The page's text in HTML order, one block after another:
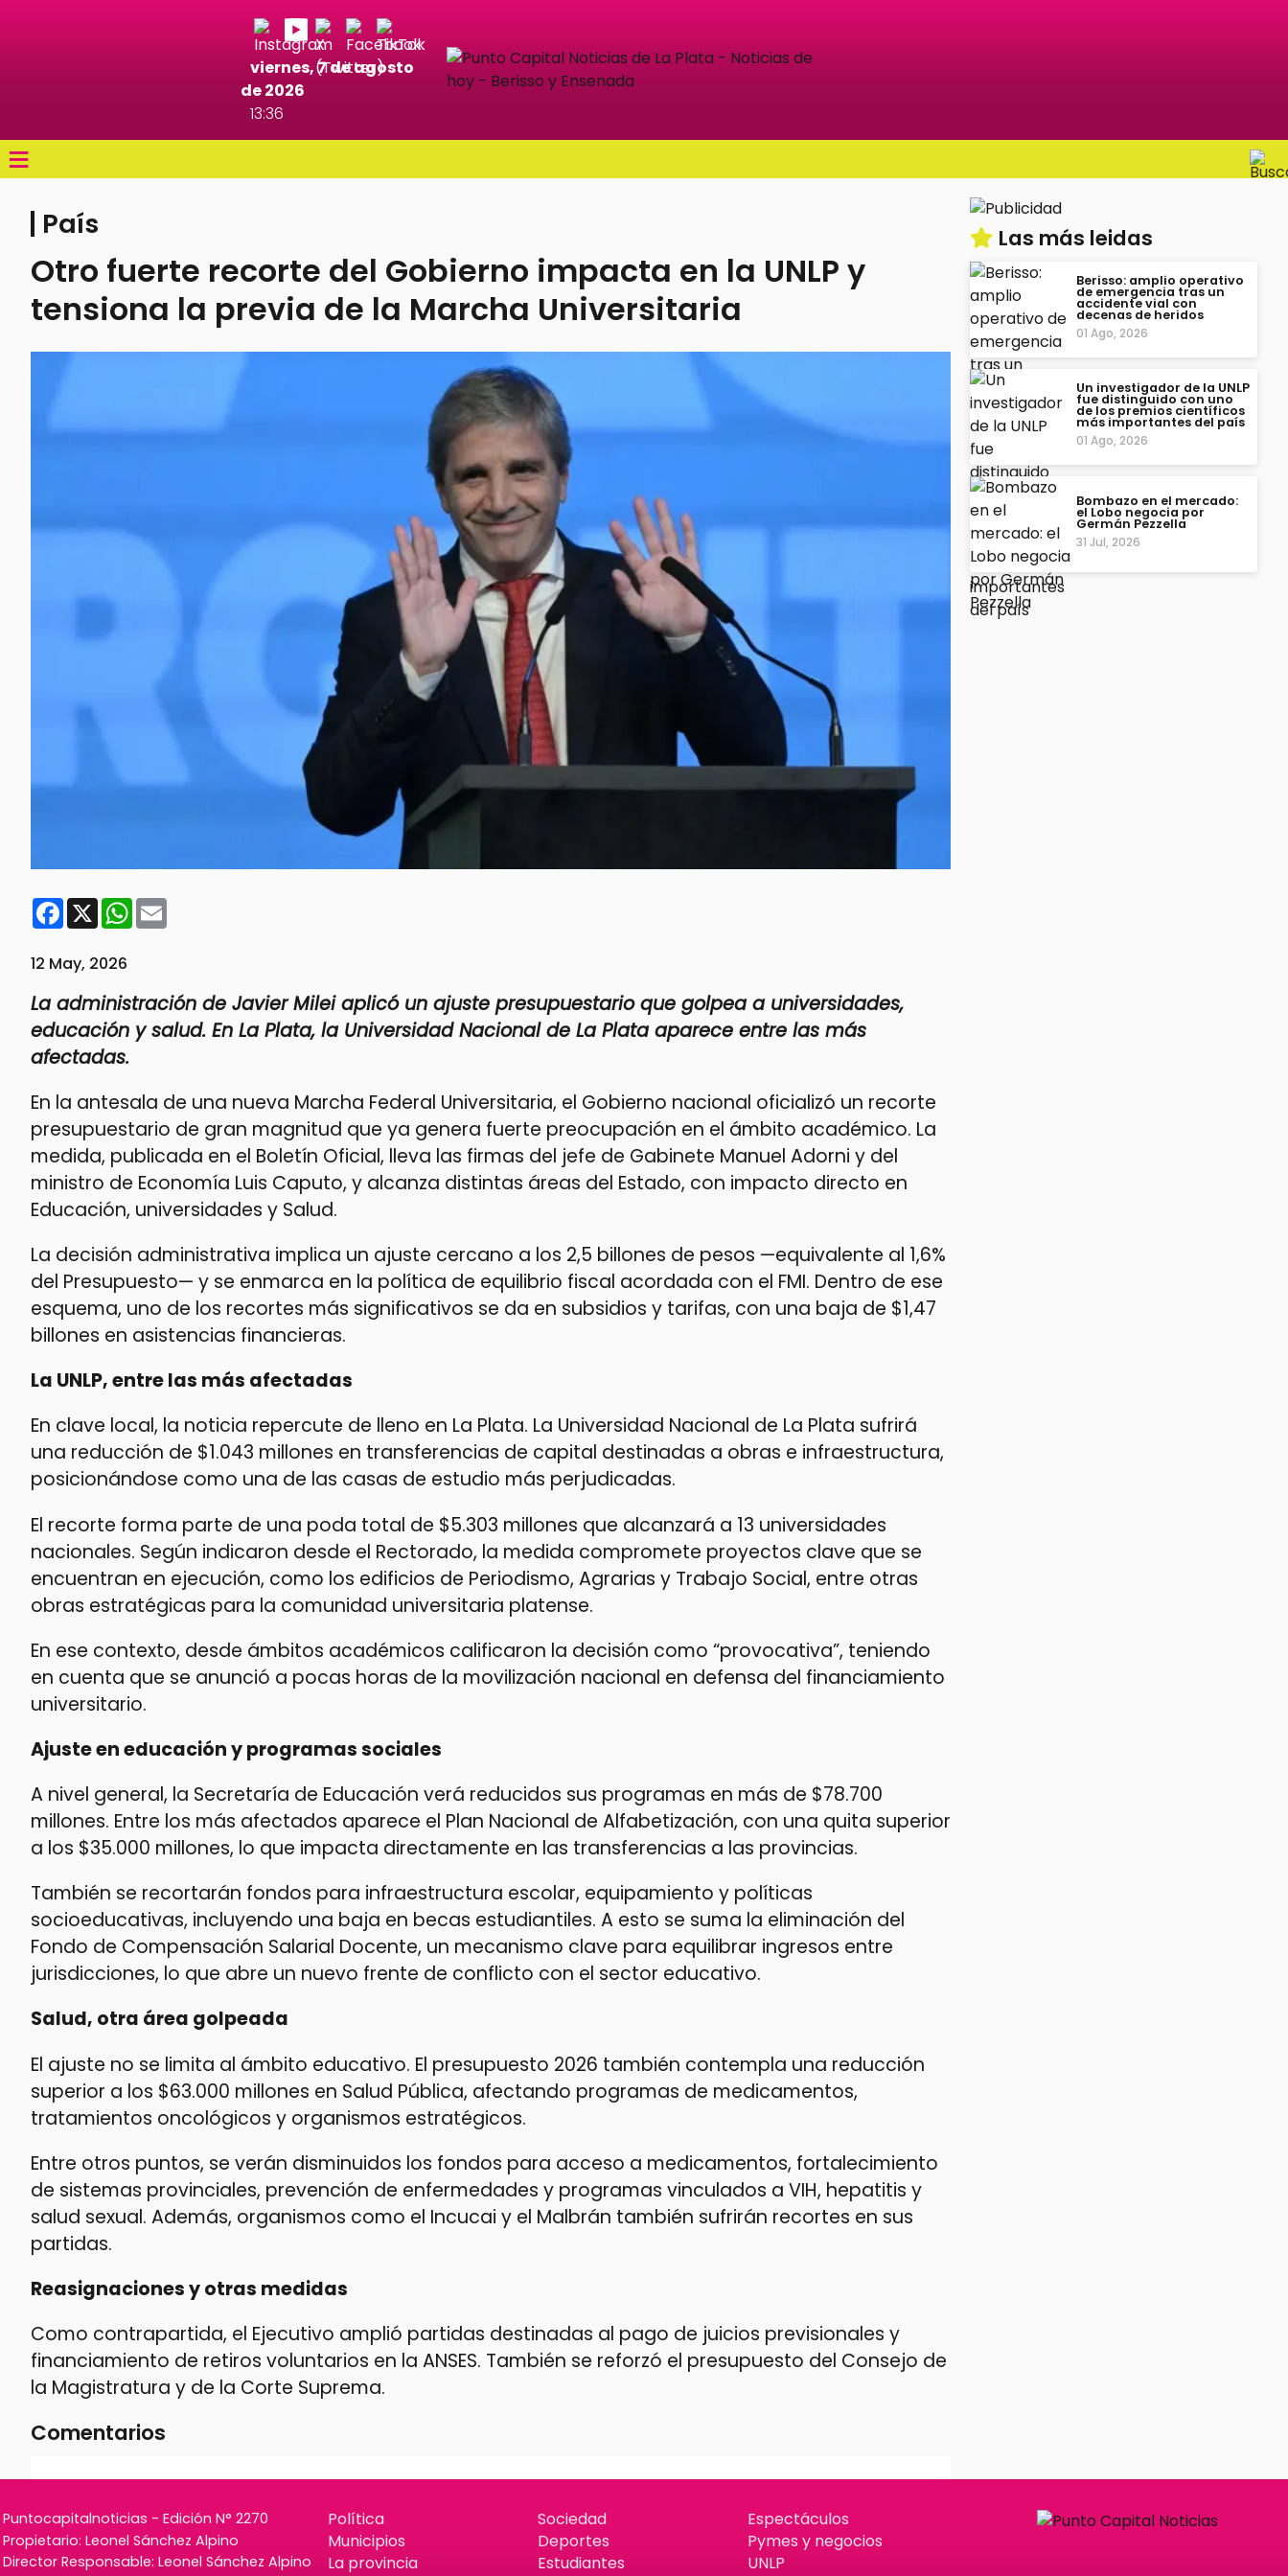
viernes, 7 de agosto
de 2026
13:36
≡
País
Otro fuerte recorte del Gobierno impacta en la UNLP y
tensiona la previa de la Marcha Universitaria
Facebook
X WhatsApp
12 May, 2026
La administración de Javier Milei aplicó un ajuste presupuestario que golpea a universidades,
educación y salud. En La Plata, la Universidad Nacional de La Plata aparece entre las más
afectadas.
En la antesala de una nueva Marcha Federal Universitaria, el Gobierno nacional oficializó un recorte
presupuestario de gran magnitud que ya genera fuerte preocupación en el ámbito académico. La
medida, publicada en el Boletín Oficial, lleva las firmas del jefe de Gabinete Manuel Adorni y del
ministro de Economía Luis Caputo, y alcanza distintas áreas del Estado, con impacto directo en
Educación, universidades y Salud.
La decisión administrativa implica un ajuste cercano a los 2,5 billones de pesos —equivalente al 1,6%
del Presupuesto— y se enmarca en la política de equilibrio fiscal acordada con el FMI. Dentro de ese
esquema, uno de los recortes más significativos se da en subsidios y tarifas, con una baja de $1,47
billones en asistencias financieras.
La UNLP, entre las más afectadas
En clave local, la noticia repercute de lleno en La Plata. La Universidad Nacional de La Plata sufrirá
una reducción de $1.043 millones en transferencias de capital destinadas a obras e infraestructura,
posicionándose como una de las casas de estudio más perjudicadas.
El recorte forma parte de una poda total de $5.303 millones que alcanzará a 13 universidades
nacionales. Según indicaron desde el Rectorado, la medida compromete proyectos clave que se
encuentran en ejecución, como los edificios de Periodismo, Agrarias y Trabajo Social, entre otras
obras estratégicas para la comunidad universitaria platense.
En ese contexto, desde ámbitos académicos calificaron la decisión como “provocativa”, teniendo
en cuenta que se anunció a pocas horas de la movilización nacional en defensa del financiamiento
universitario.
Ajuste en educación y programas sociales
A nivel general, la Secretaría de Educación verá reducidos sus programas en más de $78.700
millones. Entre los más afectados aparece el Plan Nacional de Alfabetización, con una quita superior
a los $35.000 millones, lo que impacta directamente en las transferencias a las provincias.
También se recortarán fondos para infraestructura escolar, equipamiento y políticas
socioeducativas, incluyendo una baja en becas estudiantiles. A esto se suma la eliminación del
Fondo de Compensación Salarial Docente, un mecanismo clave para equilibrar ingresos entre
jurisdicciones, lo que abre un nuevo frente de conflicto con el sector educativo.
Salud, otra área golpeada
El ajuste no se limita al ámbito educativo. El presupuesto 2026 también contempla una reducción
superior a los $63.000 millones en Salud Pública, afectando programas de medicamentos,
tratamientos oncológicos y organismos estratégicos.
Entre otros puntos, se verán disminuidos los fondos para acceso a medicamentos, fortalecimiento
de sistemas provinciales, prevención de enfermedades y programas vinculados a VIH, hepatitis y
salud sexual. Además, organismos como el Incucai y el Malbrán también sufrirán recortes en sus
partidas.
Reasignaciones y otras medidas
Como contrapartida, el Ejecutivo amplió partidas destinadas al pago de juicios previsionales y
financiamiento de retiros voluntarios en la ANSES. También se reforzó el presupuesto del Consejo de
la Magistratura y de la Corte Suprema.
Comentarios
Las más leidas
Berisso: amplio operativo
de emergencia tras un
accidente vial con
decenas de heridos
01 Ago, 2026
Un investigador de la UNLP
fue distinguido con uno
de los premios científicos
más importantes del país
01 Ago, 2026
Bombazo en el mercado:
el Lobo negocia por
Germán Pezzella
31 Jul, 2026
Puntocapitalnoticias - Edición N° 2270
Propietario: Leonel Sánchez Alpino
Director Responsable: Leonel Sánchez Alpino
Política
Municipios
La provincia
Sociedad
Deportes
Estudiantes
Espectáculos
Pymes y negocios
UNLP